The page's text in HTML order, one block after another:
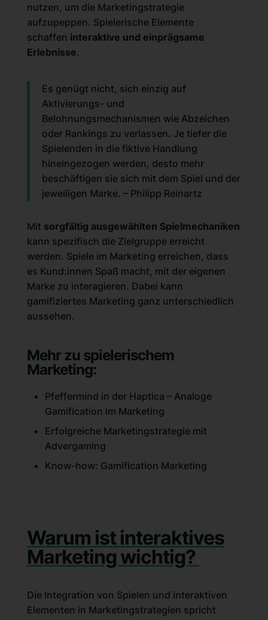
nutzen, um die Marketingstrategie
aufzupeppen. Spielerische Elemente
schaffen interaktive und einprägsame
Erlebnisse.
Es genügt nicht, sich einzig auf
Aktivierungs- und
Belohnungsmechanismen wie Abzeichen
oder Rankings zu verlassen. Je tiefer die
Spielenden in die fiktive Handlung
hineingezogen werden, desto mehr
beschäftigen sie sich mit dem Spiel und der
jeweiligen Marke. – Philipp Reinartz
Mit sorgfältig ausgewählten Spielmechaniken
kann spezifisch die Zielgruppe erreicht
werden. Spiele im Marketing erreichen, dass
es Kund:innen Spaß macht, mit der eigenen
Marke zu interagieren. Dabei kann
gamifiziertes Marketing ganz unterschiedlich
aussehen.
Mehr zu spielerischem
Marketing:
Pfeffermind in der Haptica – Analoge
Gamification im Marketing
Erfolgreiche Marketingstrategie mit
Advergaming
Know-how: Gamification Marketing
Warum ist interaktives
Marketing wichtig?
Die Integration von Spielen und interaktiven
Elementen in Marketingstrategien spricht